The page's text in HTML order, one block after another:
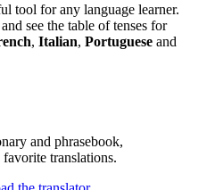
tool for any language learner.
see the table of tenses for
, Italian, Portuguese and
and phrasebook,
translations.